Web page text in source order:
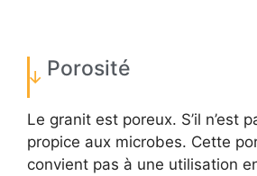
Porosité
Le granit est poreux. S’il n’est
propice aux microbes. Cette
convient pas à une utilisation